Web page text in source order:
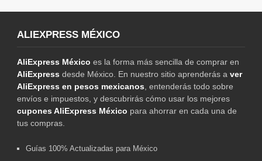
ALIEXPRESS MÉXICO
AliExpress México es la forma más sencilla de comprar en
AliExpress desde México. En nuestro sitio aprenderás a ver
AliExpress en pesos mexicanos , entenderás todo sobre
envíos e impuestos, y descubrirás cómo usar los mejores
cupones AliExpress México para ahorrar en cada una de
tus compras.
Guías 100% Actualizadas para México